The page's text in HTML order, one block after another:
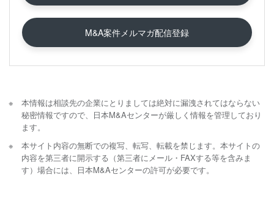
M&A案件メルマガ配信登録
本情報は相談先の企業にとりましては絶対に漏洩されてはならない
秘密情報ですので、日本M&Aセンターが厳しく情報を管理しており
ます。
本サイト内容の無断での複写、転写、転載を禁じます。本サイトの
内容を第三者に開示する（第三者にメール・FAXする等を含みま
す）場合には、日本M&Aセンターの許可が必要です。